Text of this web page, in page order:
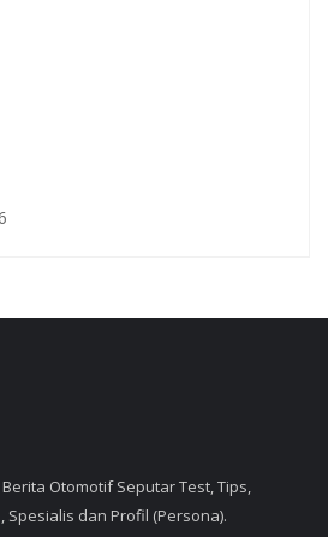
Otomotif Seputar Test, Tips,
Spesialis dan Profil (Persona).